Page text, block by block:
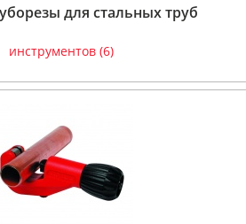
для стальных труб
инструментов (6)